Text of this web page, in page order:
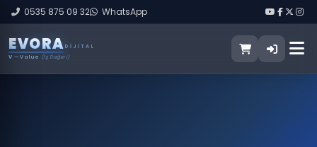
0535 875 09 32 WhatsApp
EVORA DIJITAL
V — Value (İş Değeri)